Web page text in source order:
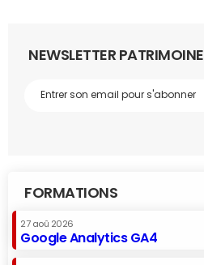
NEWSLETTER PATRIMOINE
FORMATIONS
27 aoû 2026
Google Analytics GA4